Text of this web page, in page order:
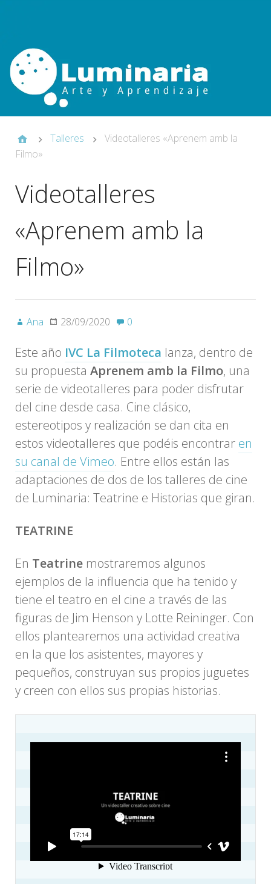
Talleres
Videotalleres «Aprenem amb la
Filmo»
Videotalleres
«Aprenem amb la
Filmo»
Ana 28/09/2020 0
Este año IVC La Filmoteca lanza, dentro de
su propuesta Aprenem amb la Filmo, una
serie de videotalleres para poder disfrutar
del cine desde casa. Cine clásico,
estereotipos y realización se dan cita en
estos videotalleres que podéis encontrar en
su canal de Vimeo. Entre ellos están las
adaptaciones de dos de los talleres de cine
de Luminaria: Teatrine e Historias que giran.
TEATRINE
En Teatrine mostraremos algunos
ejemplos de la influencia que ha tenido y
tiene el teatro en el cine a través de las
figuras de Jim Henson y Lotte Reininger. Con
ellos plantearemos una actividad creativa
en la que los asistentes, mayores y
pequeños, construyan sus propios juguetes
y creen con ellos sus propias historias.